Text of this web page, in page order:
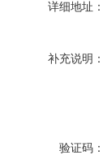
详细地址：
补充说明：
验证码：